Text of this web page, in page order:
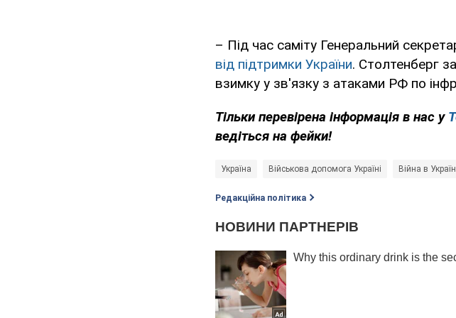
– Під час саміту Генеральний
від підтримки України. Столтенберг
взимку у зв'язку з атаками РФ по
Тільки перевірена інформація в нас у
ведіться на фейки!
Україна Військова допомога Україні Війна в
Редакційна політика